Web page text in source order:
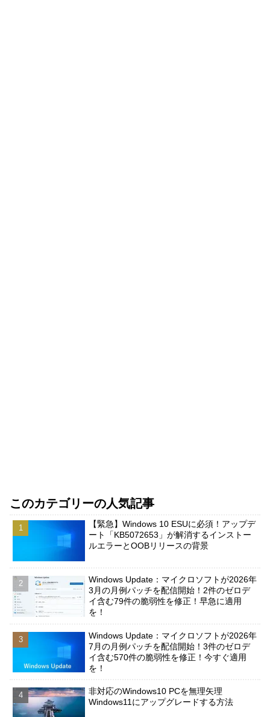
このカテゴリーの人気記事
【緊急】Windows 10 ESUに必須！アップデ
ート「KB5072653」が解消するインストー
ルエラーとOOBリリースの背景
Windows Update：マイクロソフトが2026年
3月の月例パッチを配信開始！2件のゼロデ
イ含む79件の脆弱性を修正！早急に適用
を！
Windows Update：マイクロソフトが2026年
7月の月例パッチを配信開始！3件のゼロデ
イ含む570件の脆弱性を修正！今すぐ適用
を！
非対応のWindows10 PCを無理矢理
Windows11にアップグレードする方法